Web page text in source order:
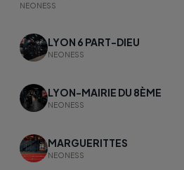
NEONESS
LYON 6 PART-DIEU
NEONESS
LYON-MAIRIE DU 8ÈME
NEONESS
MARGUERITTES
NEONESS